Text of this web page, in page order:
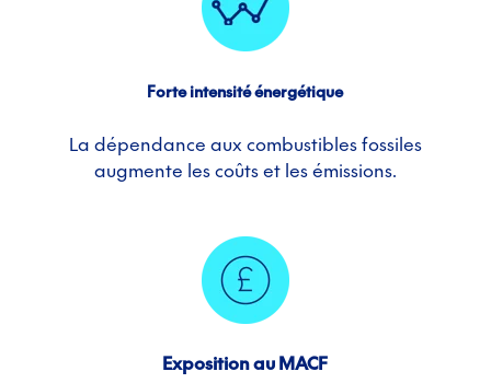
Forte intensité énergétique
La dépendance aux combustibles fossiles
augmente les coûts et les émissions.
Exposition au MACF